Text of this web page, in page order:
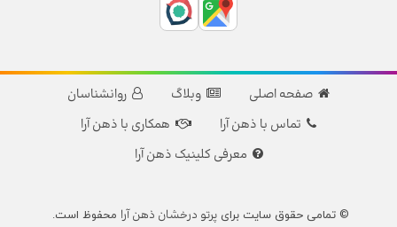
صفحه اصلی وبلاگ
روانشناسان
تماس با ذهن آرا
همکاری با ذهن آرا
معرفی کلینیک ذهن آرا
© تمامی حقوق سایت برایپرتو درخشان ذهن آرا محفوظ است.